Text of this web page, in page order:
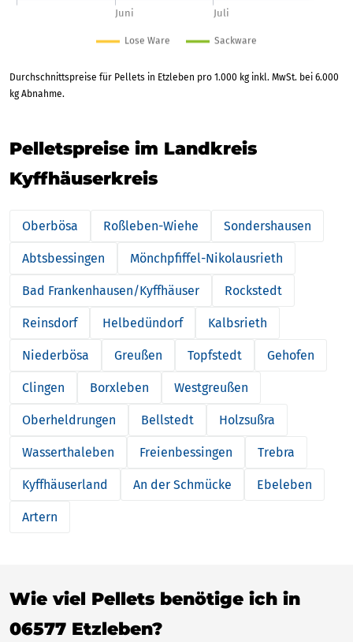
Durchschnittspreise für Pellets in Etzleben pro 1.000 kg inkl. MwSt. bei 6.000
kg Abnahme.
Pelletspreise im Landkreis
Kyffhäuserkreis
Oberbösa Roßleben-Wiehe Sondershausen
Abtsbessingen Mönchpfiffel-Nikolausrieth
Bad Frankenhausen/Kyffhäuser Rockstedt
Reinsdorf Helbedündorf Kalbsrieth
Niederbösa Greußen Topfstedt Gehofen
Clingen Borxleben Westgreußen
Oberheldrungen Bellstedt Holzsußra
Wasserthaleben Freienbessingen Trebra
Kyffhäuserland An der Schmücke Ebeleben
Artern
Wie viel Pellets benötige ich in
06577 Etzleben?